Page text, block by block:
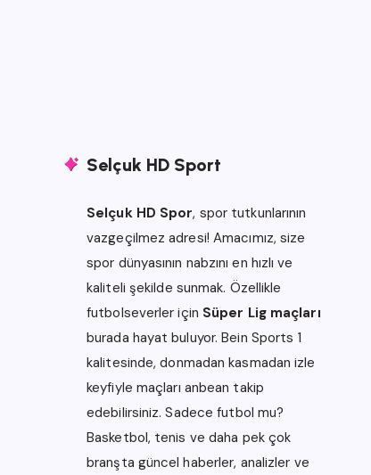
Selçuk HD Sport
Selçuk HD Spor, spor tutkunlarının
vazgeçilmez adresi! Amacımız, size
spor dünyasının nabzını en hızlı ve
kaliteli şekilde sunmak. Özellikle
futbolseverler için Süper Lig maçları
burada hayat buluyor.Bein Sports 1
kalitesinde, donmadan kasmadan izle
keyfiyle maçları anbean takip
edebilirsiniz. Sadece futbol mu?
Basketbol, tenis ve daha pek çok
branşta güncel haberler, analizler ve